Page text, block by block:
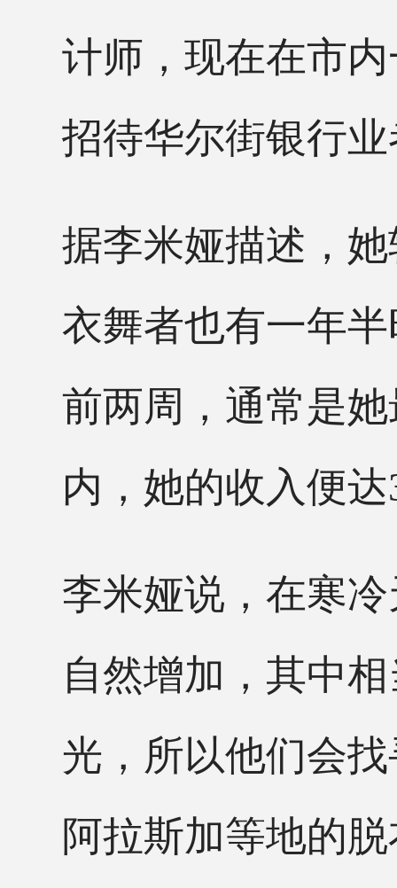
计师，现在在市
招待华尔街银行
据李米娅描述，
衣舞者也有一年
前两周，通常是
内，她的收入便达
李米娅说，在寒
自然增加，其中
光，所以他们会
阿拉斯加等地的